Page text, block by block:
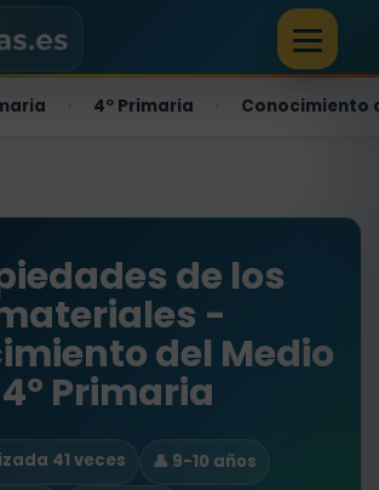
4º Primaria Conocimiento
de los
-
del Medio
4º Primaria
41 veces
👤 9-10 años